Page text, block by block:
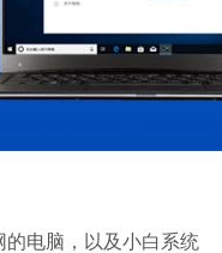
的电脑，以及小白系统